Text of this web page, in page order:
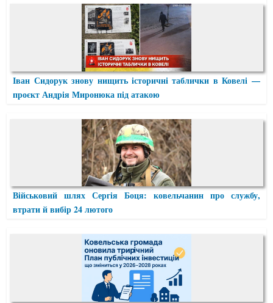
Іван Сидорук знову нищить історичні таблички в Ковелі —
проєкт Андрія Миронюка під атакою
Військовий шлях Сергія Боця: ковельчанин про службу,
втрати й вибір 24 лютого